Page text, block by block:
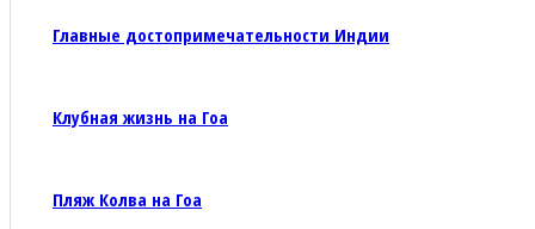
Главные достопримечательности Индии
Клубная жизнь на Гоа
Пляж Колва на Гоа